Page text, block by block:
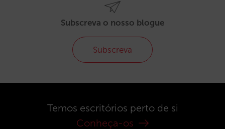
Subscreva o nosso blogue
Subscreva
Temos escritórios perto de si
Conheça-os